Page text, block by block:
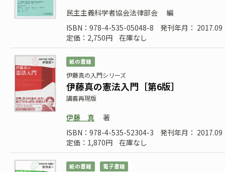
民主主義科学者協会法律部会
編
ISBN：978-4-535-05048-8
発刊年月： 2017.09
定価：2,750円
在庫なし
紙の書籍
伊藤真の入門シリーズ
伊藤真の憲法入門［第6版］
講義再現版
伊藤 真
著
ISBN：978-4-535-52304-3
発刊年月： 2017.09
定価：1,870円
在庫なし
紙の書籍 電子書籍